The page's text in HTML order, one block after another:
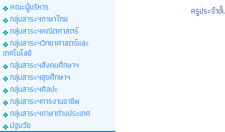
คณะผู้บริหาร
กลุ่มสาระฯภาษาไทย
กลุ่มสาระฯคณิตศาสตร์
กลุ่มสาระฯวิทยาศาสตร์และ
เทคโนโลยี
กลุ่มสาระฯสังคมศึกษาฯ
กลุ่มสาระฯสุขศึกษาฯ
กลุ่มสาระฯศิลปะ
กลุ่มสาระฯการงานอาชีพ
กลุ่มสาระฯภาษาต่างประเทศ
ปฐมวัย
ครูประจำ